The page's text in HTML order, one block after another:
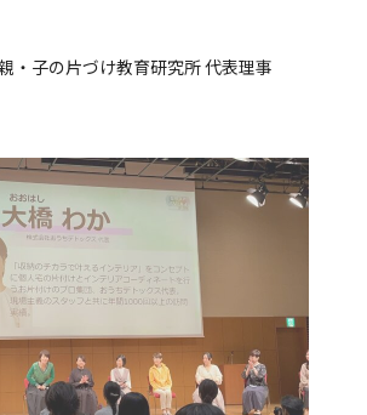
・子の片づけ教育研究所 代表理事